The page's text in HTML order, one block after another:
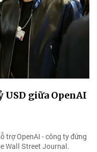
giữa OpenAI
trợ OpenAI - công ty đứng
Wall Street Journal.